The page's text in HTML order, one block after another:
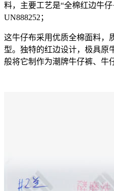
料，主要工艺是“全棉红边牛
UN888252；
这牛仔布采用优质全棉面料，
型。独特的红边设计，极具原
般将它制作为潮牌牛仔裤、牛